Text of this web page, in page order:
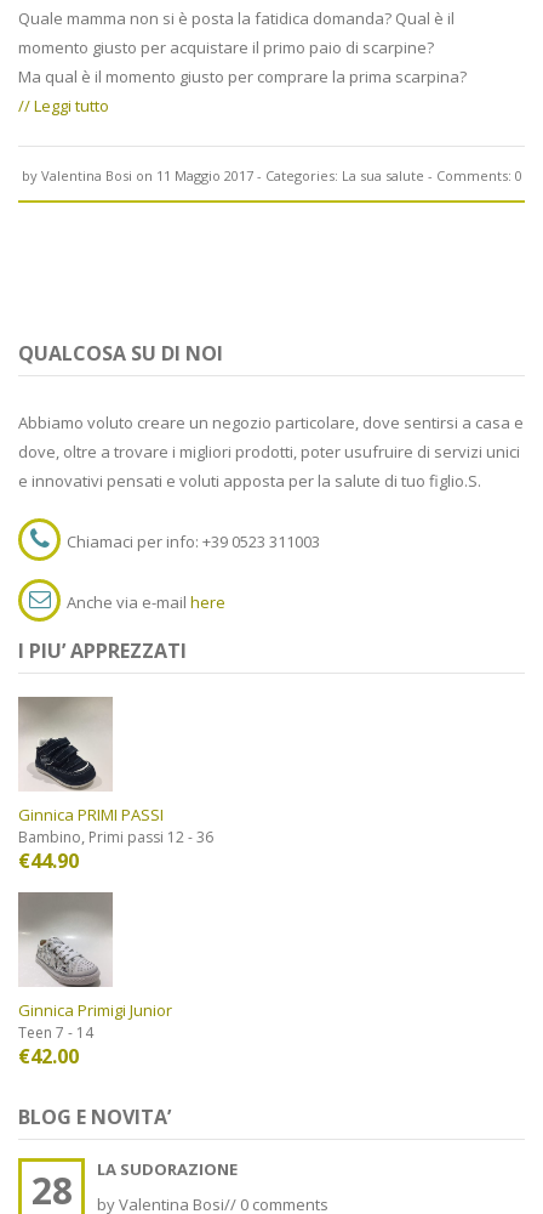
Quale mamma non si è posta la fatidica domanda? Qual è il
momento giusto per acquistare il primo paio di scarpine?
Ma qual è il momento giusto per comprare la prima scarpina?
// Leggi tutto
by Valentina Bosi on 11 Maggio 2017 - Categories: La sua salute - Comments: 0
QUALCOSA SU DI NOI
Abbiamo voluto creare un negozio particolare, dove sentirsi a casa e
dove, oltre a trovare i migliori prodotti, poter usufruire di servizi unici
e innovativi pensati e voluti apposta per la salute di tuo figlio.S.
Chiamaci per info: +39 0523 311003
Anche via e-mail here
I PIU’ APPREZZATI
Ginnica PRIMI PASSI
Bambino, Primi passi 12 - 36
€44.90
Ginnica Primigi Junior
Teen 7 - 14
€42.00
BLOG E NOVITA’
28
LA SUDORAZIONE
byValentina Bosi// 0 comments